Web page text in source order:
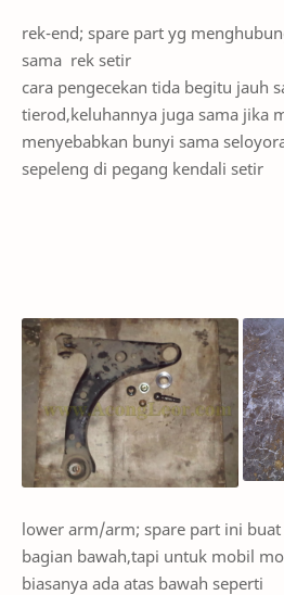
rek-end; spare part yg
sama rek setir
cara pengecekan tida begitu jauh
tierod,keluhannya juga sama jika
menyebabkan bunyi sama
sepeleng di pegang kendali setir
lower arm/arm; spare part ini
bagian bawah,tapi untuk mobil
biasanya ada atas bawah seperti